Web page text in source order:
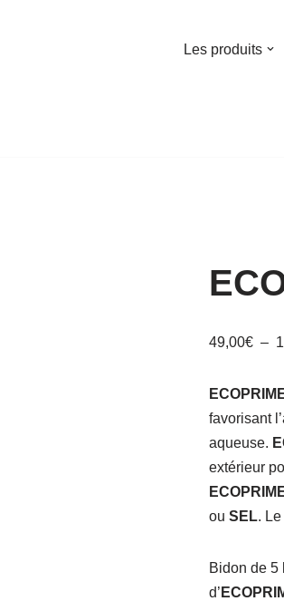
Les produits
49,00€ –
favorisant
aqueuse.
extérieur
ouSEL.
Bidon de 5
d’